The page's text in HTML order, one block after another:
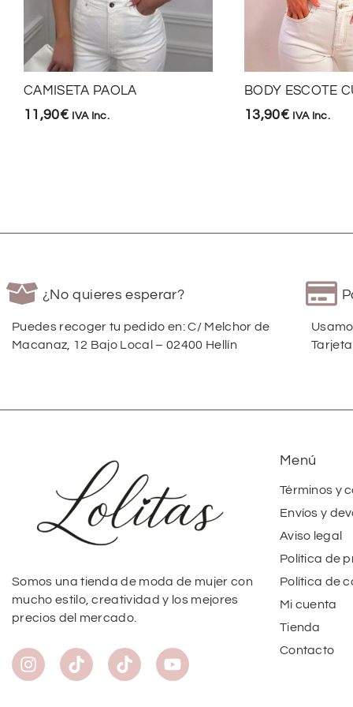
CAMISETA PAOLA
11,90€ IVA Inc.
BODY ESCOTE
13,90€ IVA Inc.
¿No quieres esperar?
Puedes recoger tu pedido en: C/ Melchor de
Macanaz, 12 Bajo Local – 02400 Hellín
Somos una tienda de moda de mujer con
mucho estilo, creatividad y los mejores
precios del mercado.
Menú
Términos y
Envíos y
Aviso legal
Política de
Política de
Mi cuenta
Tienda
Contacto